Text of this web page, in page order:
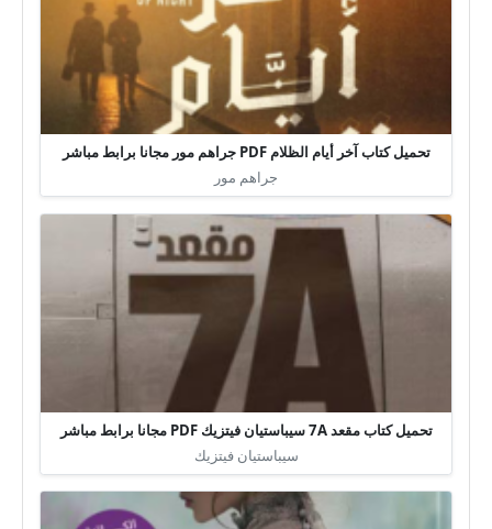
تحميل كتاب آخر أيام الظلام PDF جراهم مور مجانا برابط مباشر
جراهم مور
تحميل كتاب مقعد 7A سيباستيان فيتزيك PDF مجانا برابط مباشر
سيباستيان فيتزيك